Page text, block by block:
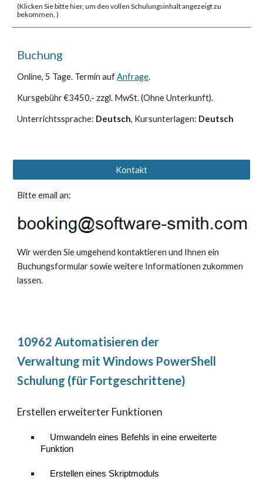
(Klicken Sie bitte hier, um den vollen Schulungsinhalt angezeigt zu
bekommen. )
Buchung
Online, 5 Tage. Termin aufAnfrage.
Kursgebühr €3450,- zzgl. MwSt. (Ohne Unterkunft).
Unterrichtssprache: Deutsch, Kursunterlagen: Deutsch
Kontakt
Bitte email an:
Wir werden Sie umgehend kontaktieren und Ihnen ein
Buchungsformular sowie weitere Informationen zukommen
lassen.
10962 Automatisieren der
Verwaltung mit Windows PowerShell
Schulung (für Fortgeschrittene)
Erstellen erweiterter Funktionen
Umwandeln eines Befehls in eine erweiterte
Funktion
Erstellen eines Skriptmoduls